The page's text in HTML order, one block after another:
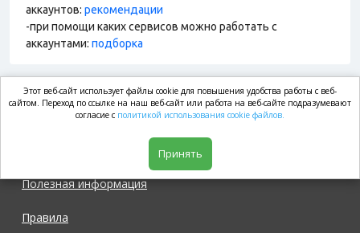
аккаунтов: рекомендации
-при помощи каких сервисов можно работать с
аккаунтами: подборка
market.com
Полезная информация
Правила
Этот веб-сайт использует файлы cookie для повышения удобства работы с веб-
сайтом. Переход по ссылке на наш веб-сайт или работа на веб-сайте подразумевают
согласие с политикой использования cookie файлов.
Принять